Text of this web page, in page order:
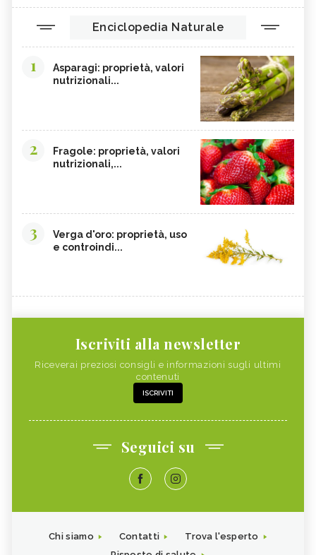
Enciclopedia Naturale
1
Asparagi: proprietà, valori
nutrizionali...
2
Fragole: proprietà, valori
nutrizionali,...
3
Verga d'oro: proprietà, uso
e controindi...
Iscriviti alla newsletter
Riceverai preziosi consigli e informazioni sugli ultimi
contenuti
ISCRIVITI
Seguici su
Chi siamo Contatti
Trova l'esperto